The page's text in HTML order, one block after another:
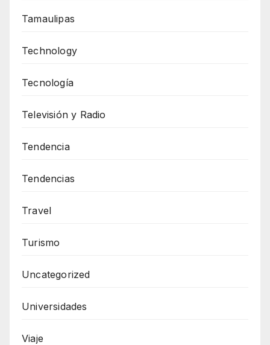
Tamaulipas
Technology
Tecnología
Televisión y Radio
Tendencia
Tendencias
Travel
Turismo
Uncategorized
Universidades
Viaje